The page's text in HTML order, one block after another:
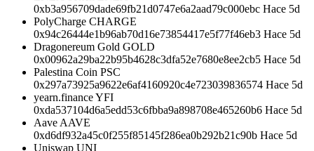
0xb3a956709dade69fb21d0747e6a2aad79c000ebc Hace 5d
PolyCharge CHARGE
0x94c26444e1b96ab70d16e73854417e5f77f46eb3 Hace 5d
Dragonereum Gold GOLD
0x00962a29ba22b95b4628c3dfa52e7680e8ee2cb5 Hace 5d
Palestina Coin PSC
0x297a73925a9622e6af4160920c4e723039836574 Hace 5d
yearn.finance YFI
0xda537104d6a5edd53c6fbba9a898708e465260b6 Hace 5d
Aave AAVE
0xd6df932a45c0f255f85145f286ea0b292b21c90b Hace 5d
Uniswap UNI